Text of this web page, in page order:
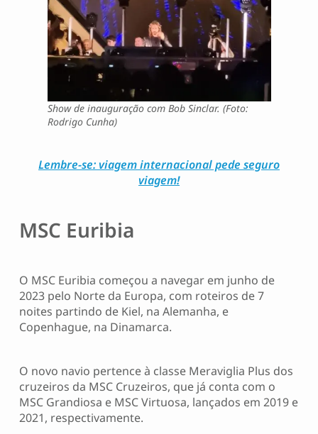
Show de inauguração com Bob Sinclar. (Foto:
Rodrigo Cunha)
Lembre-se: viagem internacional pede seguro
viagem!
MSC Euribia
O MSC Euribia começou a navegar em junho de
2023 pelo Norte da Europa, com roteiros de 7
noites partindo de Kiel, na Alemanha, e
Copenhague, na Dinamarca.
O novo navio pertence à classe Meraviglia Plus dos
cruzeiros da MSC Cruzeiros, que já conta com o
MSC Grandiosa e MSC Virtuosa, lançados em 2019 e
2021, respectivamente.